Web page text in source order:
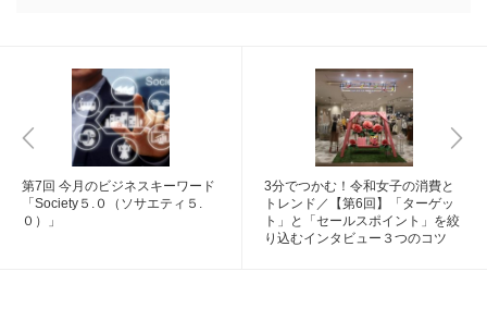
第7回 今月のビジネスキーワード
「Society５.０（ソサエティ５.
０）」
3分でつかむ！令和女子の消費と
トレンド／【第6回】「ターゲッ
ト」と「セールスポイント」を絞
り込むインタビュー３つのコツ